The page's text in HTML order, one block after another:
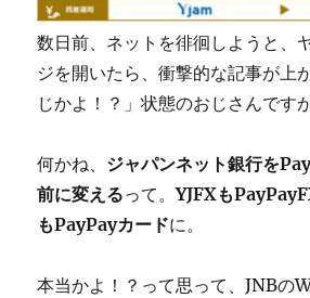
数日前、ネットを徘徊しようと、
ジを開いたら、衝撃的な記事が上
じかよ！？」状態のおじさんです
何かね、 ジャパンネット銀行を
前に変えるって。YJFXも
もPayPayカードに。
本当かよ！？って思って、JNBの